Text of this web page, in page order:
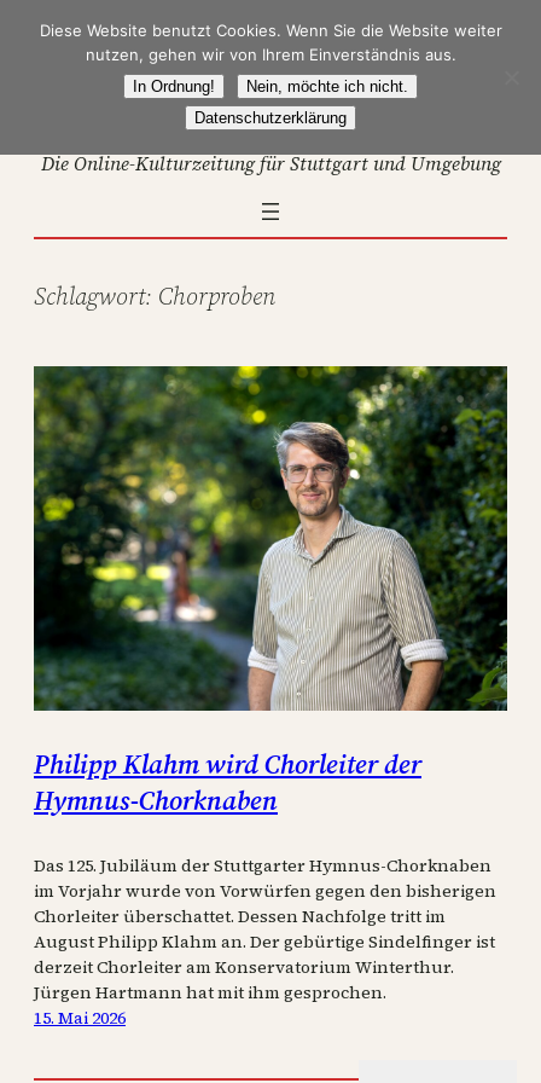
Zum
Die Online-Kulturzeitung für Stuttgart und Umgebung
Schlagwort: Chorproben
Philipp Klahm wird Chorleiter der
Hymnus-Chorknaben
Das 125. Jubiläum der Stuttgarter Hymnus-Chorknaben
im Vorjahr wurde von Vorwürfen gegen den bisherigen
Chorleiter überschattet. Dessen Nachfolge tritt im
August Philipp Klahm an. Der gebürtige Sindelfinger ist
derzeit Chorleiter am Konservatorium Winterthur.
Jürgen Hartmann hat mit ihm gesprochen.
15. Mai 2026
Diese Website benutzt Cookies. Wenn Sie die Website weiter
nutzen, gehen wir von Ihrem Einverständnis aus.
In Ordnung!
Nein, möchte ich nicht.
Datenschutzerklärung